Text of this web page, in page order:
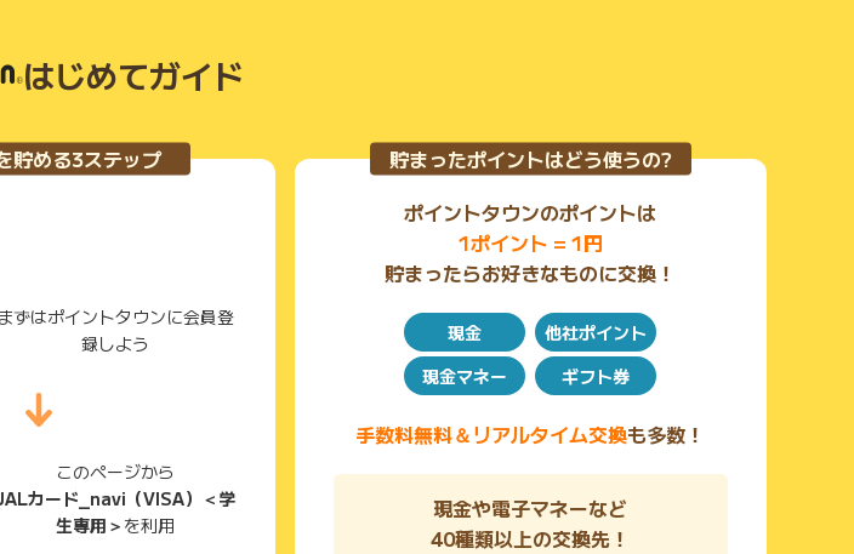
はじめてガイド
貯める3ステップ
ずはポイントタウンに会員登
録しよう
このページから
カード_navi（VISA）＜学
生専用＞ を利用
貯まったポイントはどう使うの?
ポイントタウンのポイントは
1ポイント = 1円
貯まったらお好きなものに交換！
現金
他社ポイント
現金マネー
ギフト券
手数料無料＆リアルタイム交換も多数！
現金や電子マネーなど
40種類以上の交換先！